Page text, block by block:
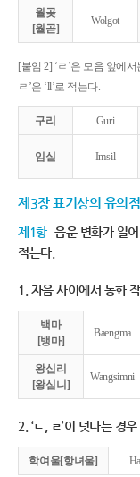
월곶
[월곧]
Wolgot
[붙임 2] ‘ㄹ’은 모음 앞에
ㄹ’은 ‘ll’로 적는다.
구리 Guri
임실 Imsil
제3장 표기상의 유의점
제1항 음운 변화가 일
적는다.
1. 자음 사이에서 동화
백마
[뱅마]
Baengma
왕십리
[왕심니]
Wangsimni
2. ‘ㄴ, ㄹ’이 덧나는 경우
학여울[항녀울]